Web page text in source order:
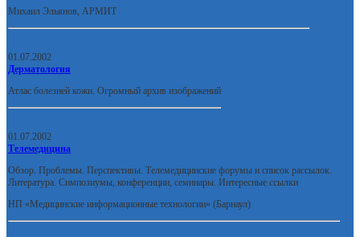
Михаил Эльянов, АРМИТ
01.07.2002
Дерматология
Атлас болезней кожи. Огромный архив изображений
01.07.2002
Телемедицина
Обзор. Проблемы. Перспективы. Телемедицинские форумы и список рассылок.
Литература. Симпозиумы, конференции, семинары. Интересные ссылки
НП «Медицинские информационные технологии» (Барнаул)